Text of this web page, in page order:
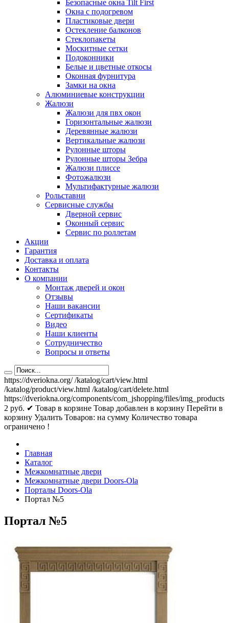
Безопасные окна Tilt First
Окна с подогревом
Пластиковые двери
Остекление балконов
Стеклопакеты
Москитные сетки
Подоконники
Белые и цветные откосы
Оконная фурнитура
Замки на окна
Алюминиевые конструкции
Жалюзи
Жалюзи для пвх окон
Горизонтальные жалюзи
Деревянные жалюзи
Вертикальные жалюзи
Рулонные шторы
Рулонные шторы Зебра
Жалюзи плиссе
Фотожалюзи
Мультифактурные жалюзи
Рольставни
Сервисные службы
Дверной сервис
Оконный сервис
Сервис по роллетам
Акции
Гарантия
Доставка и оплата
Контакты
О компании
Монтаж дверей и окон
Отзывы
Наши вакансии
Сертификаты
Видео
Наши клиенты
Сотрудничество
Вопросы и ответы
https://dveriokna.org/ /katalog/cart/view.html
/katalog/product/view.html /katalog/cart/delete.html
https://dveriokna.org/components/com_jshopping/files/img_products
2 руб. ✔ Товар в корзине Товар добавлен в корзину Перейти в
корзину Удалить Товаров: на сумму Количество товара
ограничено !
Главная
Каталог
Межкомнатные двери
Межкомнатные двери Doors-Ola
Порталы Doors-Ola
Портал №5
Портал №5